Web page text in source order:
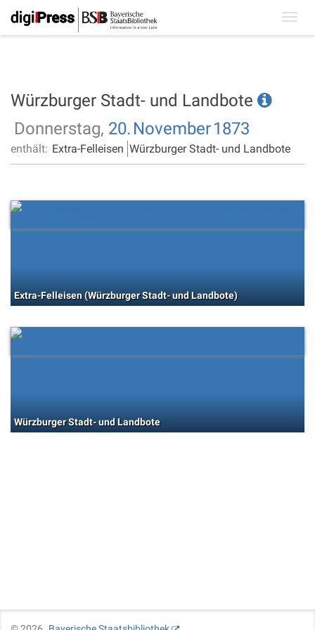
Würzburger Stadt- und Landbote
Donnerstag, 20. November1873
enthält: Extra-Felleisen Würzburger Stadt- und Landbote
Extra-Felleisen (Würzburger Stadt- und Landbote)
Würzburger Stadt- und Landbote